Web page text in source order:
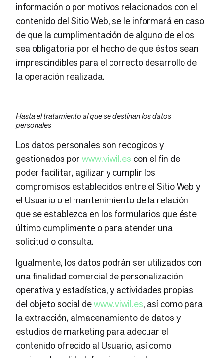
información o por motivos relacionados con el
contenido del Sitio Web, se le informará en caso
de que la cumplimentación de alguno de ellos
sea obligatoria por el hecho de que éstos sean
imprescindibles para el correcto desarrollo de
la operación realizada.
Hasta el tratamiento al que se destinan los datos
personales
Los datos personales son recogidos y
gestionados porwww.viwil.es con el fin de
poder facilitar, agilizar y cumplir los
compromisos establecidos entre el Sitio Web y
el Usuario o el mantenimiento de la relación
que se establezca en los formularios que éste
último cumplimente o para atender una
solicitud o consulta.
Igualmente, los datos podrán ser utilizados con
una finalidad comercial de personalización,
operativa y estadística, y actividades propias
del objeto social dewww.viwil.es, así como para
la extracción, almacenamiento de datos y
estudios de marketing para adecuar el
contenido ofrecido al Usuario, así como